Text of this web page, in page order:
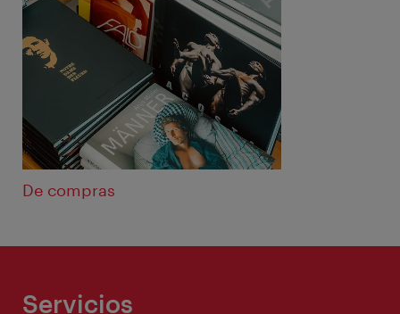
De compras
Servicios